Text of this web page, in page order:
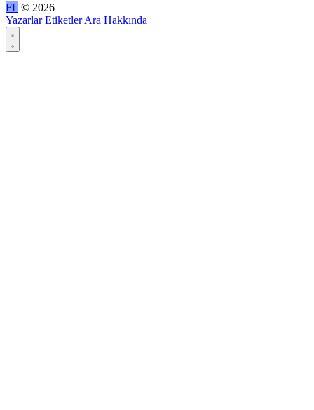
FL © 2026
Yazarlar Etiketler Ara Hakkında